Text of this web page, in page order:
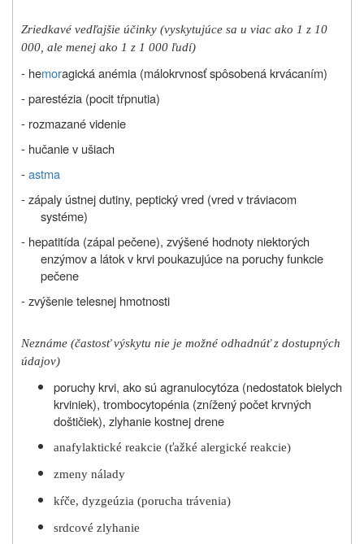
Zriedkavé vedľajšie účinky (vyskytujúce sa u viac ako 1 z 10
000, ale menej ako 1 z 1 000 ľudí)
- hemoragická anémia (málokrvnosť spôsobená krvácaním)
- parestézia (pocit tŕpnutia)
- rozmazané videnie
- hučanie v ušiach
-astma
- zápaly ústnej dutiny, peptický vred (vred v tráviacom
systéme)
- hepatitída (zápal pečene), zvýšené hodnoty niektorých
enzýmov a látok v krvi poukazujúce na poruchy funkcie
pečene
- zvýšenie telesnej hmotnosti
Neznáme (častosť výskytu nie je možné odhadnúť z dostupných
údajov)
poruchy krvi, ako sú agranulocytóza (nedostatok bielych
krviniek), trombocytopénia (znížený počet krvných
doštičiek), zlyhanie kostnej drene
anafylaktické reakcie (ťažké alergické reakcie)
zmeny nálady
kŕče, dyzgeúzia (porucha trávenia)
srdcové zlyhanie